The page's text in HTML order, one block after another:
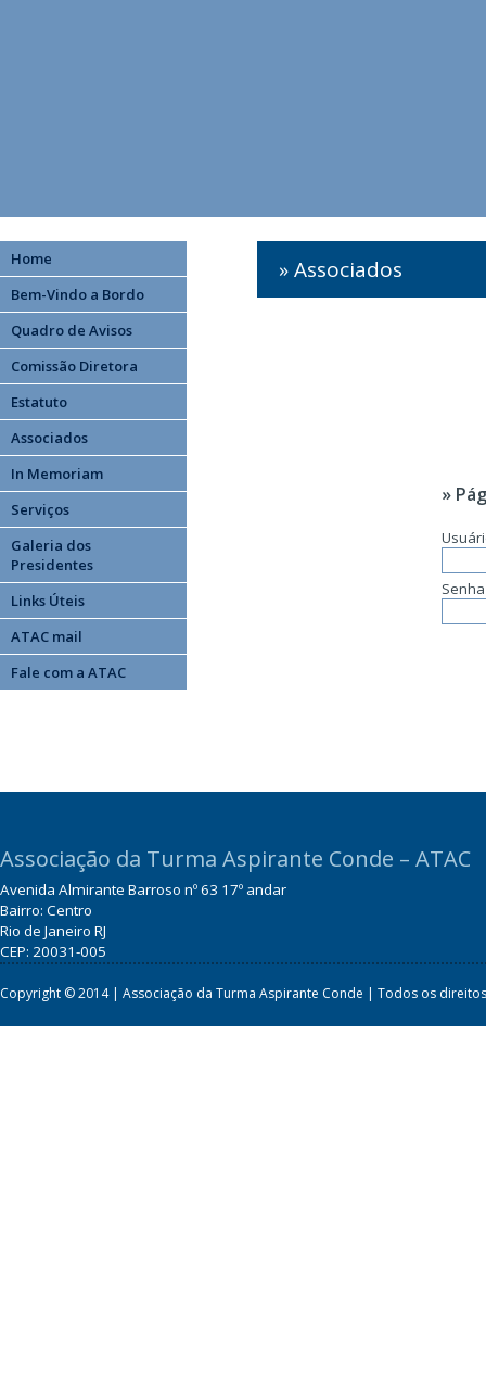
Home
Bem-Vindo a Bordo
Quadro de Avisos
Comissão Diretora
Estatuto
Associados
In Memoriam
Serviços
Galeria dos
Presidentes
Links Úteis
ATAC mail
Fale com a ATAC
» Associados
»
Senha
Associação da Turma Aspirante Conde – ATAC
Avenida Almirante Barroso nº 63 17º andar
Bairro: Centro
Rio de Janeiro RJ
CEP: 20031-005
Copyright © 2014 | Associação da Turma Aspirante Conde | Todos os